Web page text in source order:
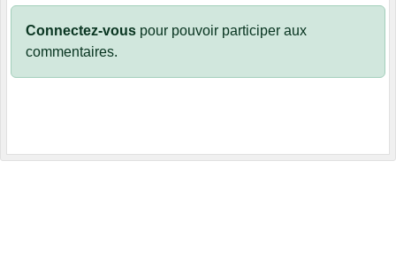
Connectez-vous pour pouvoir participer aux
commentaires.